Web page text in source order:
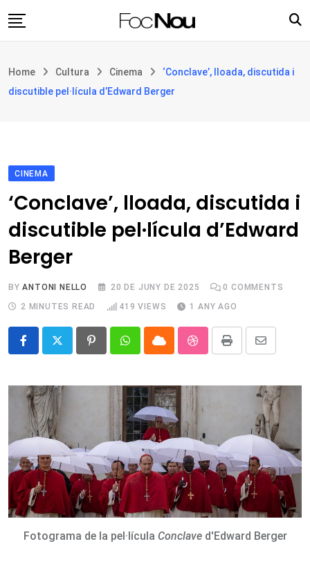
to
Filosofia i teologia
Botiga
Home Cultura Cinema
‘Conclave’, lloada, discutida i
discutible pel·lícula d’Edward Berger
CINEMA
‘Conclave’, lloada, discutida i
discutible pel·lícula d’Edward
Berger
BYANTONI NELLO 20 DE JUNY DE 2025 0 COMMENTS
2 MINUTES READ
419 VIEWS 1 ANY AGO
PinterestWhatsappCloud StumbleUpon
Print
Share
Email
Fotograma de la pel·lícula Conclaved'Edward Berger